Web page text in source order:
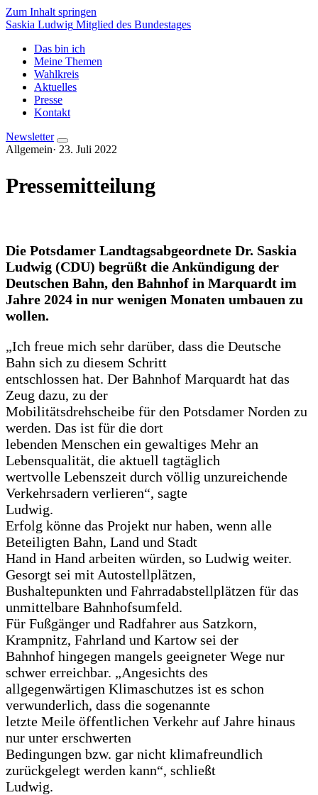
Zum Inhalt springen
Saskia Ludwig Mitglied des Bundestages
Das bin ich
Meine Themen
Wahlkreis
Aktuelles
Presse
Kontakt
Newsletter
Allgemein· 23. Juli 2022
Pressemitteilung
Die Potsdamer Landtagsabgeordnete Dr. Saskia
Ludwig (CDU) begrüßt die Ankündigung der
Deutschen Bahn, den Bahnhof in Marquardt im
Jahre 2024 in nur wenigen Monaten umbauen zu
wollen.
„Ich freue mich sehr darüber, dass die Deutsche
Bahn sich zu diesem Schritt
entschlossen hat. Der Bahnhof Marquardt hat das
Zeug dazu, zu der
Mobilitätsdrehscheibe für den Potsdamer Norden zu
werden. Das ist für die dort
lebenden Menschen ein gewaltiges Mehr an
Lebensqualität, die aktuell tagtäglich
wertvolle Lebenszeit durch völlig unzureichende
Verkehrsadern verlieren“, sagte
Ludwig.
Erfolg könne das Projekt nur haben, wenn alle
Beteiligten Bahn, Land und Stadt
Hand in Hand arbeiten würden, so Ludwig weiter.
Gesorgt sei mit Autostellplätzen,
Bushaltepunkten und Fahrradabstellplätzen für das
unmittelbare Bahnhofsumfeld.
Für Fußgänger und Radfahrer aus Satzkorn,
Krampnitz, Fahrland und Kartow sei der
Bahnhof hingegen mangels geeigneter Wege nur
schwer erreichbar. „Angesichts des
allgegenwärtigen Klimaschutzes ist es schon
verwunderlich, dass die sogenannte
letzte Meile öffentlichen Verkehr auf Jahre hinaus
nur unter erschwerten
Bedingungen bzw. gar nicht klimafreundlich
zurückgelegt werden kann“, schließt
Ludwig.